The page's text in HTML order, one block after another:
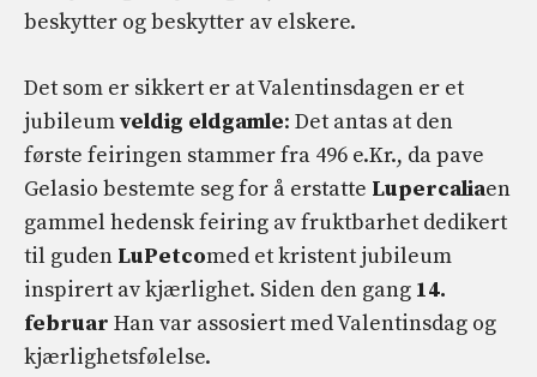
beskytter og beskytter av elskere.
Det som er sikkert er at Valentinsdagen er et
jubileumveldig eldgamle: Det antas at den
første feiringen stammer fra 496 e.Kr., da pave
Gelasio bestemte seg for å erstatte Lupercaliaen
gammel hedensk feiring av fruktbarhet dedikert
til guden LuPetcomed et kristent jubileum
inspirert av kjærlighet. Siden den gang 14.
februar Han var assosiert med Valentinsdag og
kjærlighetsfølelse.